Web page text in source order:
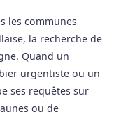
les communes
la recherche de
Quand un
urgentiste ou un
ses requêtes sur
ou de